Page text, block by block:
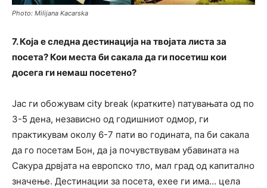
Photo: Milijana Kacarska
7. Која е следна дестинација на твојата листа за
посета? Кои места би сакала да ги посетиш кои
досега ги немаш посетено?
Јас ги обожувам city break (кратките) патувањата од по
3-5 дена, независно од годишниот одмор, ги
практикувам околу 6-7 пати во годината, па би сакала
да го посетам Бон, да ја почувствувам убавината на
Сакура дрвјата на европско тло, мал град од капитално
значење. Дестинации за посета, ехее ги има… цела